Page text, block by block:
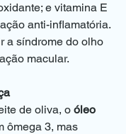
e vitamina E
anti-inflamatória.
a síndrome do olho
macular.
de oliva, o óleo
ômega 3, mas